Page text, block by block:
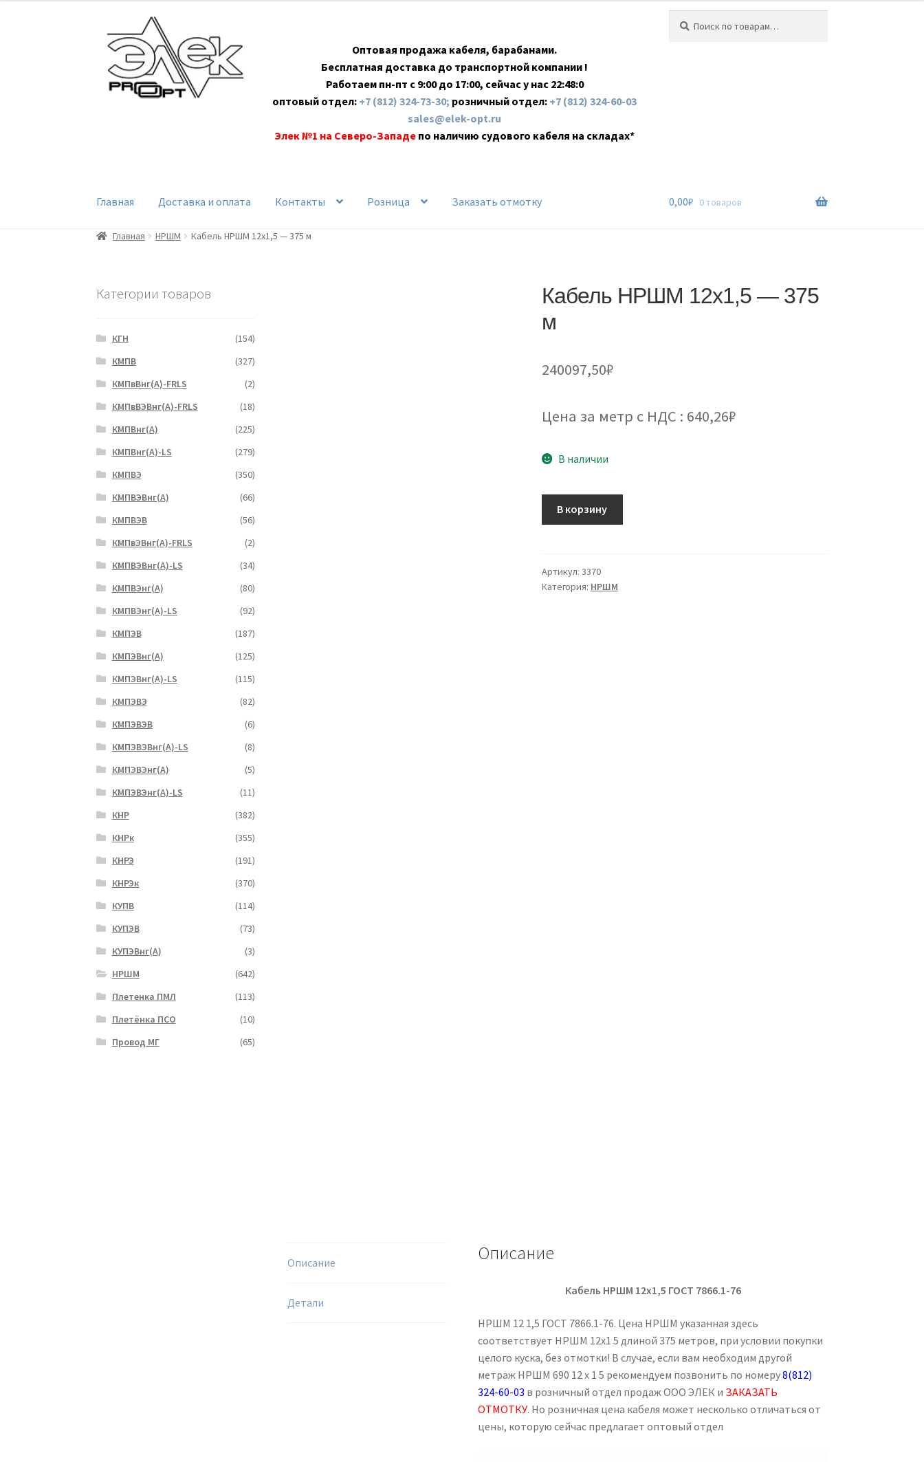
навигации
содержимому
Оптовая продажа кабеля, барабанами.
Бесплатная доставка до транспортной компании !
Работаем пн-пт с 9:00 до 17:00, сейчас у нас 22:48:1
оптовый отдел: +7 (812) 324-73-30; розничный отдел: +7 (812) 324-60-03
sales@elek-opt.ru
Элек №1 на Северо-Западе по наличию судового кабеля на складах*
Главная Доставка и оплата Контакты Розница Заказать отмотку 0,00₽ 0 товаров
Главная НРШМ Кабель НРШМ 12х1,5 — 375 м
Кабель НРШМ 12х1,5 — 375
м
240097,50₽
Цена за метр с НДС : 640,26₽
В наличии
12х1,5
-
В корзину
Артикул: 3370
Категория: НРШМ
Описание
Детали
Описание
Кабель НРШМ 12х1,5 ГОСТ 7866.1-76
НРШМ 12 1,5 ГОСТ 7866.1-76. Цена НРШМ указанная здесь
соответствует НРШМ 12х1 5 длиной 375 метров, при условии покупки
целого куска, без отмотки! В случае, если вам необходим другой
метраж НРШМ 690 12 х 1 5 рекомендуем позвонить по номеру8(812)
324-60-03 в розничный отдел продаж ООО ЭЛЕК и ЗАКАЗАТЬ
ОТМОТКУ. Но розничная цена кабеля может несколько отличаться от
цены, которую сейчас предлагает оптовый отдел
Категории товаров
КГН
(154)
КМПВ
(327)
КМПвВнг(А)-FRLS
(2)
КМПвВЭВнг(А)-FRLS
(18)
КМПВнг(А)
(225)
КМПВнг(А)-LS
(279)
КМПВЭ
(350)
КМПВЭBнг(А)
(66)
КМПВЭВ
(56)
КМПвЭВнг(А)-FRLS
(2)
КМПВЭВнг(А)-LS
(34)
КМПВЭнг(А)
(80)
КМПВЭнг(А)-LS
(92)
КМПЭВ
(187)
КМПЭВнг(А)
(125)
КМПЭВнг(А)-LS
(115)
КМПЭВЭ
(82)
КМПЭВЭВ
(6)
КМПЭВЭВнг(А)-LS
(8)
КМПЭВЭнг(А)
(5)
КМПЭВЭнг(А)-LS
(11)
КНР
(382)
КНРк
(355)
КНРЭ
(191)
КНРЭк
(370)
КУПВ
(114)
КУПЭВ
(73)
КУПЭВнг(А)
(3)
НРШМ
(642)
Плетенка ПМЛ
(113)
Плетёнка ПСО
(10)
Провод МГ
(65)